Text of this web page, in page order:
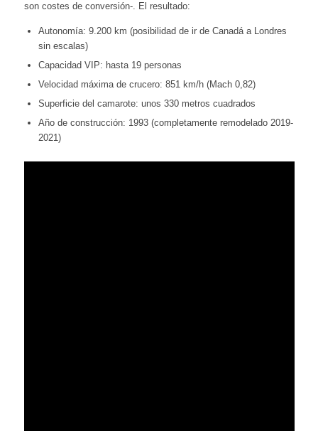
son costes de conversión-. El resultado:
Autonomía: 9.200 km (posibilidad de ir de Canadá a Londres
sin escalas)
Capacidad VIP: hasta 19 personas
Velocidad máxima de crucero: 851 km/h (Mach 0,82)
Superficie del camarote: unos 330 metros cuadrados
Año de construcción: 1993 (completamente remodelado 2019-
2021)